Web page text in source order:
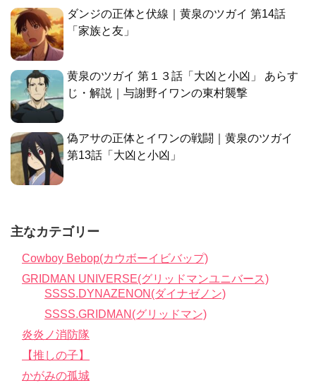
ダンジの正体と伏線｜黄泉のツガイ 第14話
「家族と友」
黄泉のツガイ 第１３話「大凶と小凶」 あらす
じ・解説｜与謝野イワンの東村襲撃
偽アサの正体とイワンの戦闘｜黄泉のツガイ
第13話「大凶と小凶」
主なカテゴリー
Cowboy Bebop(カウボーイビバップ)
GRIDMAN UNIVERSE(グリッドマンユニバース)
SSSS.DYNAZENON(ダイナゼノン)
SSSS.GRIDMAN(グリッドマン)
炎炎ノ消防隊
【推しの子】
かがみの孤城